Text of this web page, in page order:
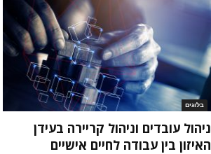
בלוגים
ניהול עובדים וניהול קריירה בעידן
האיזון בין עבודה לחיים אישיים